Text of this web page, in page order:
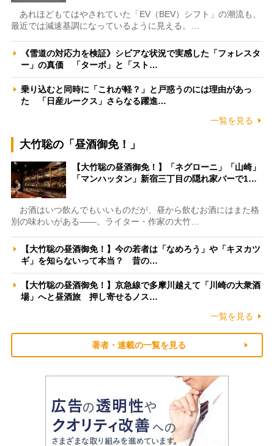
あれほどもてはやされていた「EV（BEV）シフト」の潮流も、
最近では減速基調になっているように見える。…
《雪道の対応力を検証》シビアな状況で実感した「フォレスタ
ー」の真価 「ターボ」と「スト…
乗り込むと同時に「これが軽？」と戸惑うのには理由があっ
た 「日産ルークス」さらなる躍進…
一覧を見る
大竹聡の「昼酒御免！」
【大竹聡の昼酒御免！】「ネグローニ」「山崎」
「マンハッタン」新宿三丁目の隠れ家バーで1…
お酒はいつ飲んでもいいものだが、昼から飲むお酒にはまた格
別の味わいがある――。ライター・作家の大竹…
【大竹聡の昼酒御免！】今の若者は「なめろう」や「キヌカツ
ギ」を知らないって本当？ 昔の…
【大竹聡の昼酒御免！】京急線で多摩川越えて「川崎の大衆酒
場」へと昼酒旅 押し寄せるノス…
一覧を見る
著者・連載の一覧を見る